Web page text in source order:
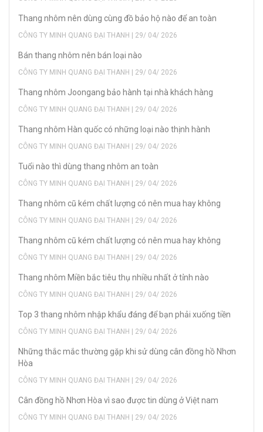
Thang nhôm nên dùng cùng đồ bảo hộ nào để an toàn
CÔNG TY MINH QUANG ĐẠI THANH | 29/ 04/ 2026
Bán thang nhôm nên bán loại nào
CÔNG TY MINH QUANG ĐẠI THANH | 29/ 04/ 2026
Thang nhôm Joongang bảo hành tại nhà khách hàng
CÔNG TY MINH QUANG ĐẠI THANH | 29/ 04/ 2026
Thang nhôm Hàn quốc có những loại nào thịnh hành
CÔNG TY MINH QUANG ĐẠI THANH | 29/ 04/ 2026
Tuổi nào thì dùng thang nhôm an toàn
CÔNG TY MINH QUANG ĐẠI THANH | 29/ 04/ 2026
Thang nhôm cũ kém chất lượng có nên mua hay không
CÔNG TY MINH QUANG ĐẠI THANH | 29/ 04/ 2026
Thang nhôm cũ kém chất lượng có nên mua hay không
CÔNG TY MINH QUANG ĐẠI THANH | 29/ 04/ 2026
Thang nhôm Miền bắc tiêu thụ nhiều nhất ở tỉnh nào
CÔNG TY MINH QUANG ĐẠI THANH | 29/ 04/ 2026
Top 3 thang nhôm nhập khẩu đáng để bạn phải xuống tiền
CÔNG TY MINH QUANG ĐẠI THANH | 29/ 04/ 2026
Những thắc mắc thường gặp khi sử dùng cân đồng hồ Nhơn
Hòa
CÔNG TY MINH QUANG ĐẠI THANH | 29/ 04/ 2026
Cân đồng hồ Nhơn Hòa vì sao được tin dùng ở Việt nam
CÔNG TY MINH QUANG ĐẠI THANH | 29/ 04/ 2026